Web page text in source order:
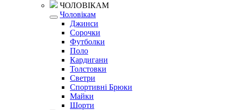
ЧОЛОВІКАМ
Чоловікам
Джинси
Сорочки
Футболки
Поло
Кардигани
Толстовки
Светри
Спортивні Брюки
Майки
Шорти